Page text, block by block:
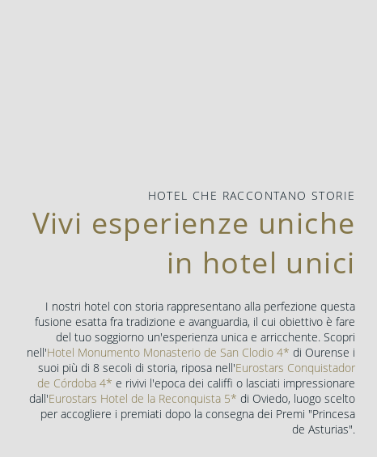
HOTEL CHE RACCONTANO STORIE
Vivi esperienze uniche
in hotel unici
I nostri hotel con storia rappresentano alla perfezione questa
fusione esatta fra tradizione e avanguardia, il cui obiettivo è fare
del tuo soggiorno un'esperienza unica e arricchente. Scopri
nell'Hotel Monumento Monasterio de San Clodio 4* di Ourense i
suoi più di 8 secoli di storia, riposa nell'Eurostars Conquistador
de Córdoba 4* e rivivi l'epoca dei califfi o lasciati impressionare
dall'Eurostars Hotel de la Reconquista 5* di Oviedo, luogo scelto
per accogliere i premiati dopo la consegna dei Premi "Princesa
de Asturias".